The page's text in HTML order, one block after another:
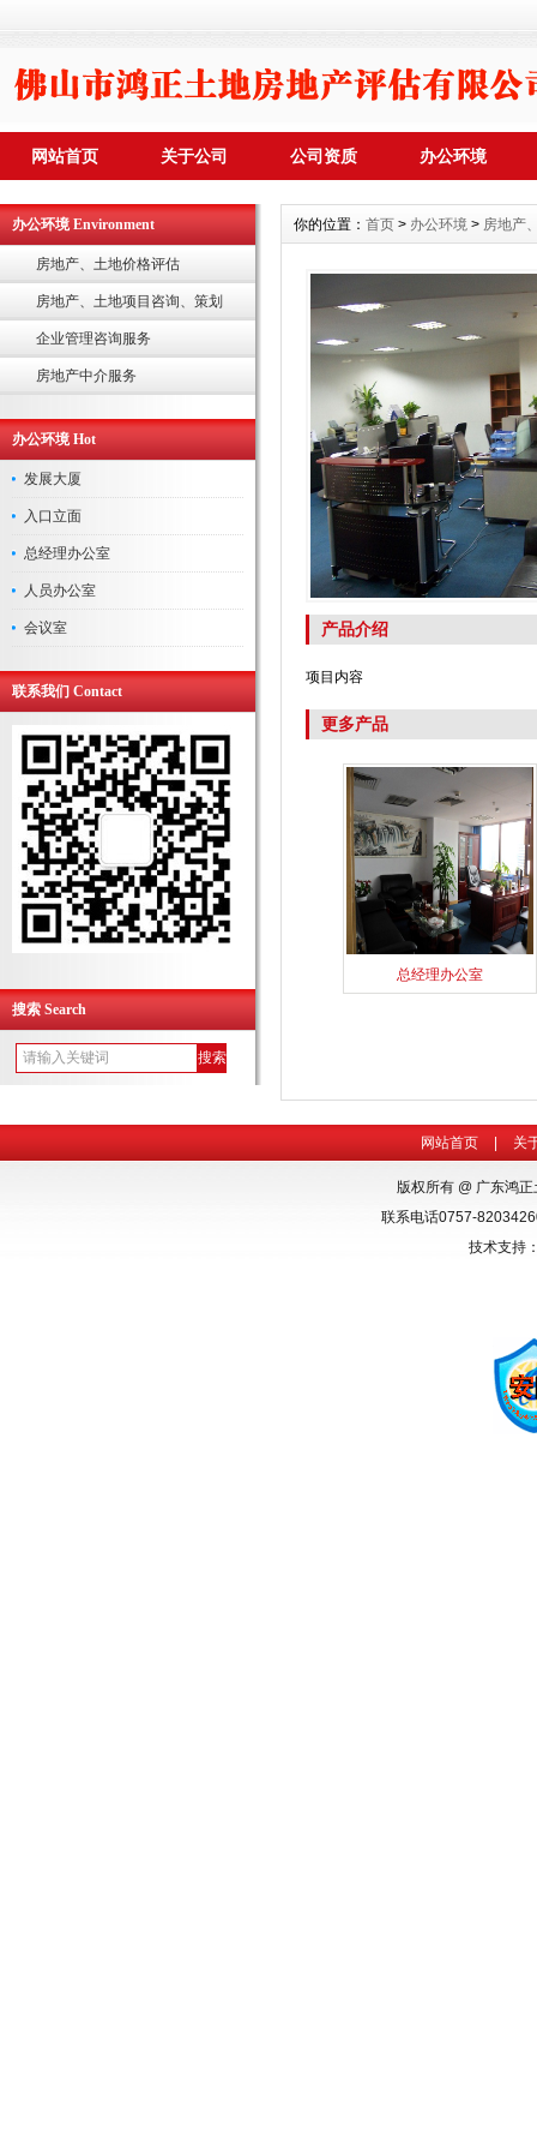
网站首页 关于公司 公司资质 办公环境
办公环境 Environment
房地产、土地价格评估
房地产、土地项目咨询、策划
企业管理咨询服务
房地产中介服务
办公环境 Hot
发展大厦
入口立面
总经理办公室
人员办公室
会议室
联系我们 Contact
搜索 Search
你的位置： 首页 > 办公环境 > 房地产
产品介绍
项目内容
更多产品
总经理办公室
网站首页 关
版权所有 @ 广东鸿
联系电话0757-
技术支持